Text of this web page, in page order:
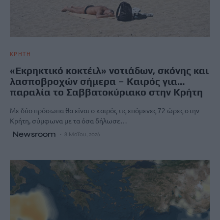
ΚΡΗΤΗ
«Εκρηκτικό κοκτέιλ» νοτιάδων, σκόνης και
λασποβροχών σήμερα – Καιρός για…
παραλία το Σαββατοκύριακο στην Κρήτη
Με δύο πρόσωπα θα είναι ο καιρός τις επόμενες 72 ώρες στην
Κρήτη, σύμφωνα με τα όσα δήλωσε…
Newsroom 8 Μαΐου, 2026